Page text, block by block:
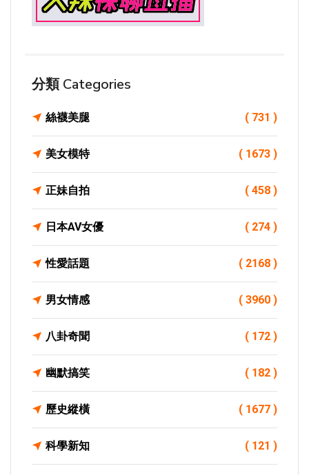
分類 Categories
絲襪美腿 ( 731 )
美女模特 ( 1673 )
正妹自拍 ( 458 )
日本AV女優 ( 274 )
性愛話題 ( 2168 )
男女情感 ( 3960 )
八卦奇聞 ( 172 )
幽默搞笑 ( 182 )
歷史縱橫 ( 1677 )
科學新知 ( 121 )